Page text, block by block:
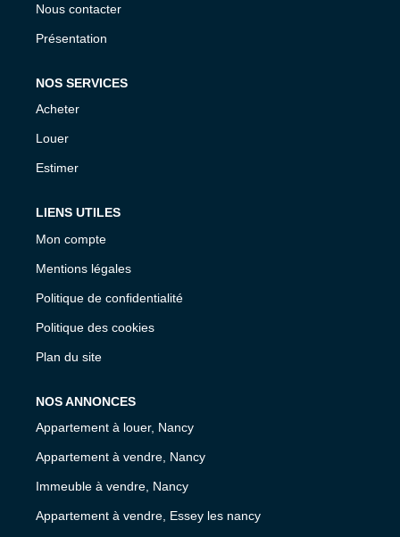
Nous contacter
Présentation
NOS SERVICES
Acheter
Louer
Estimer
LIENS UTILES
Mon compte
Mentions légales
Politique de confidentialité
Politique des cookies
Plan du site
NOS ANNONCES
Appartement à louer, Nancy
Appartement à vendre, Nancy
Immeuble à vendre, Nancy
Appartement à vendre, Essey les nancy